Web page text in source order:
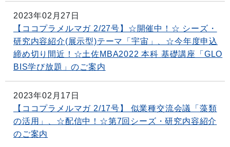
2023年02月27日
【ココプラメルマガ 2/27号】☆開催中！☆ シーズ・
研究内容紹介(展示型)テーマ「宇宙」、☆今年度申込
締め切り間近！☆土佐MBA2022 本科 基礎講座「GLO
BIS学び放題」のご案内
2023年02月17日
【ココプラメルマガ 2/17号】 似業種交流会議「藻類
の活用」、☆配信中！☆第7回シーズ・研究内容紹介
のご案内